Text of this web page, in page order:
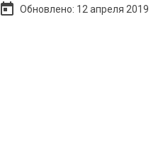
today Обновлено: 12 апреля 2019